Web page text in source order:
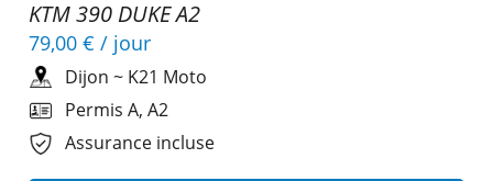
KTM 390 DUKE A2
79,00 € / jour
Dijon ~ K21 Moto
Permis A, A2
Assurance incluse